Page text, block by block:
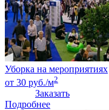
Уборка на мероприятиях
от 30 руб./м2
Заказать
Подробнее